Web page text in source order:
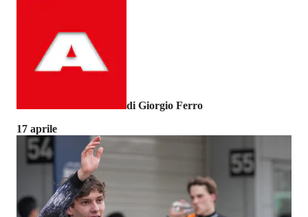
di Giorgio Ferro
17 aprile